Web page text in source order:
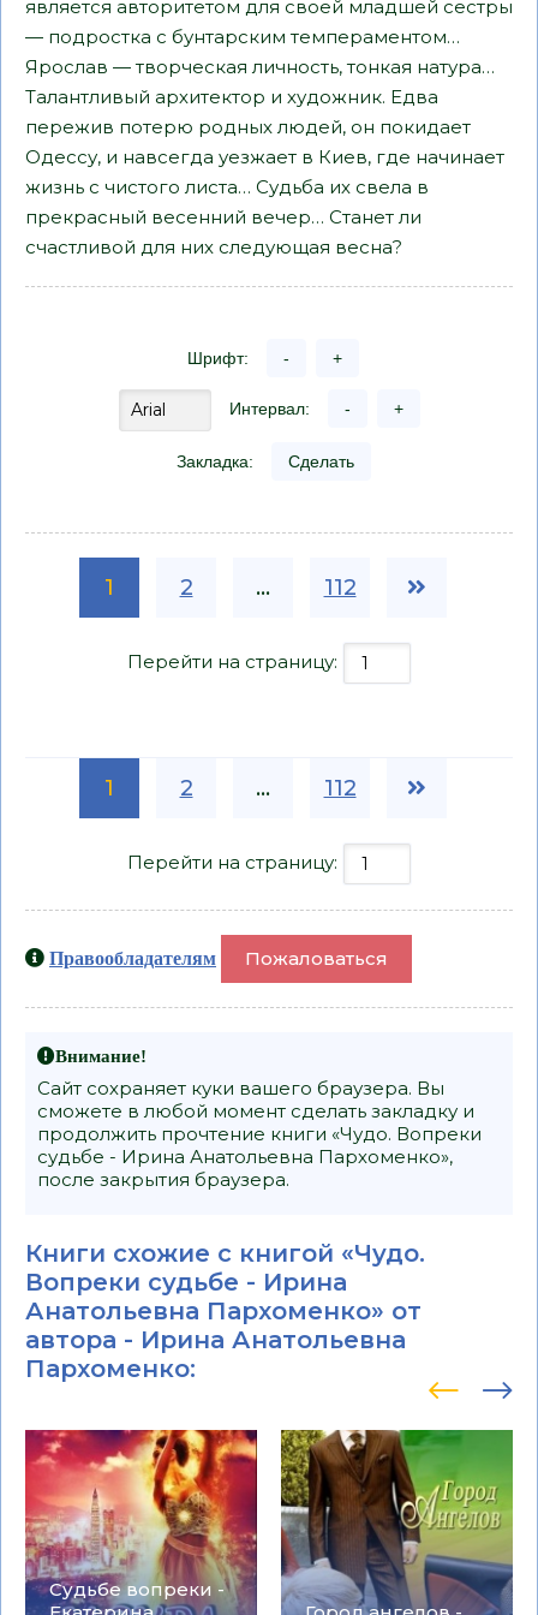
является авторитетом для своей младшей сестры
— подростка с бунтарским темпераментом…
Ярослав — творческая личность, тонкая натура…
Талантливый архитектор и художник. Едва
пережив потерю родных людей, он покидает
Одессу, и навсегда уезжает в Киев, где начинает
жизнь с чистого листа… Судьба их свела в
прекрасный весенний вечер… Станет ли
счастливой для них следующая весна?
Шрифт: - +
Интервал: - +
Закладка: Сделать
1 2 ... 112
Перейти на страницу:
1 2 ... 112
Перейти на страницу:
Правообладателям Пожаловаться
Внимание!
Сайт сохраняет куки вашего браузера. Вы
сможете в любой момент сделать закладку и
продолжить прочтение книги «Чудо. Вопреки
судьбе - Ирина Анатольевна Пархоменко»,
после закрытия браузера.
Книги схожие с книгой «Чудо.
Вопреки судьбе - Ирина
Анатольевна Пархоменко» от
автора - Ирина Анатольевна
Пархоменко:
Судьбе вопреки -